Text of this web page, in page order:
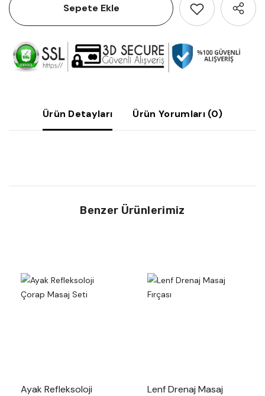
Sepete Ekle Favoriye Ekle
Ürün Detayları Ürün Yorumları (0)
Benzer Ürünlerimiz
Ayak Refleksoloji
Lenf Drenaj Masaj
Sepete Ekle Sepete Ekle
200.00 ₺